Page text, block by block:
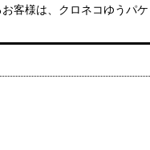
客様は、クロネコゆうパ